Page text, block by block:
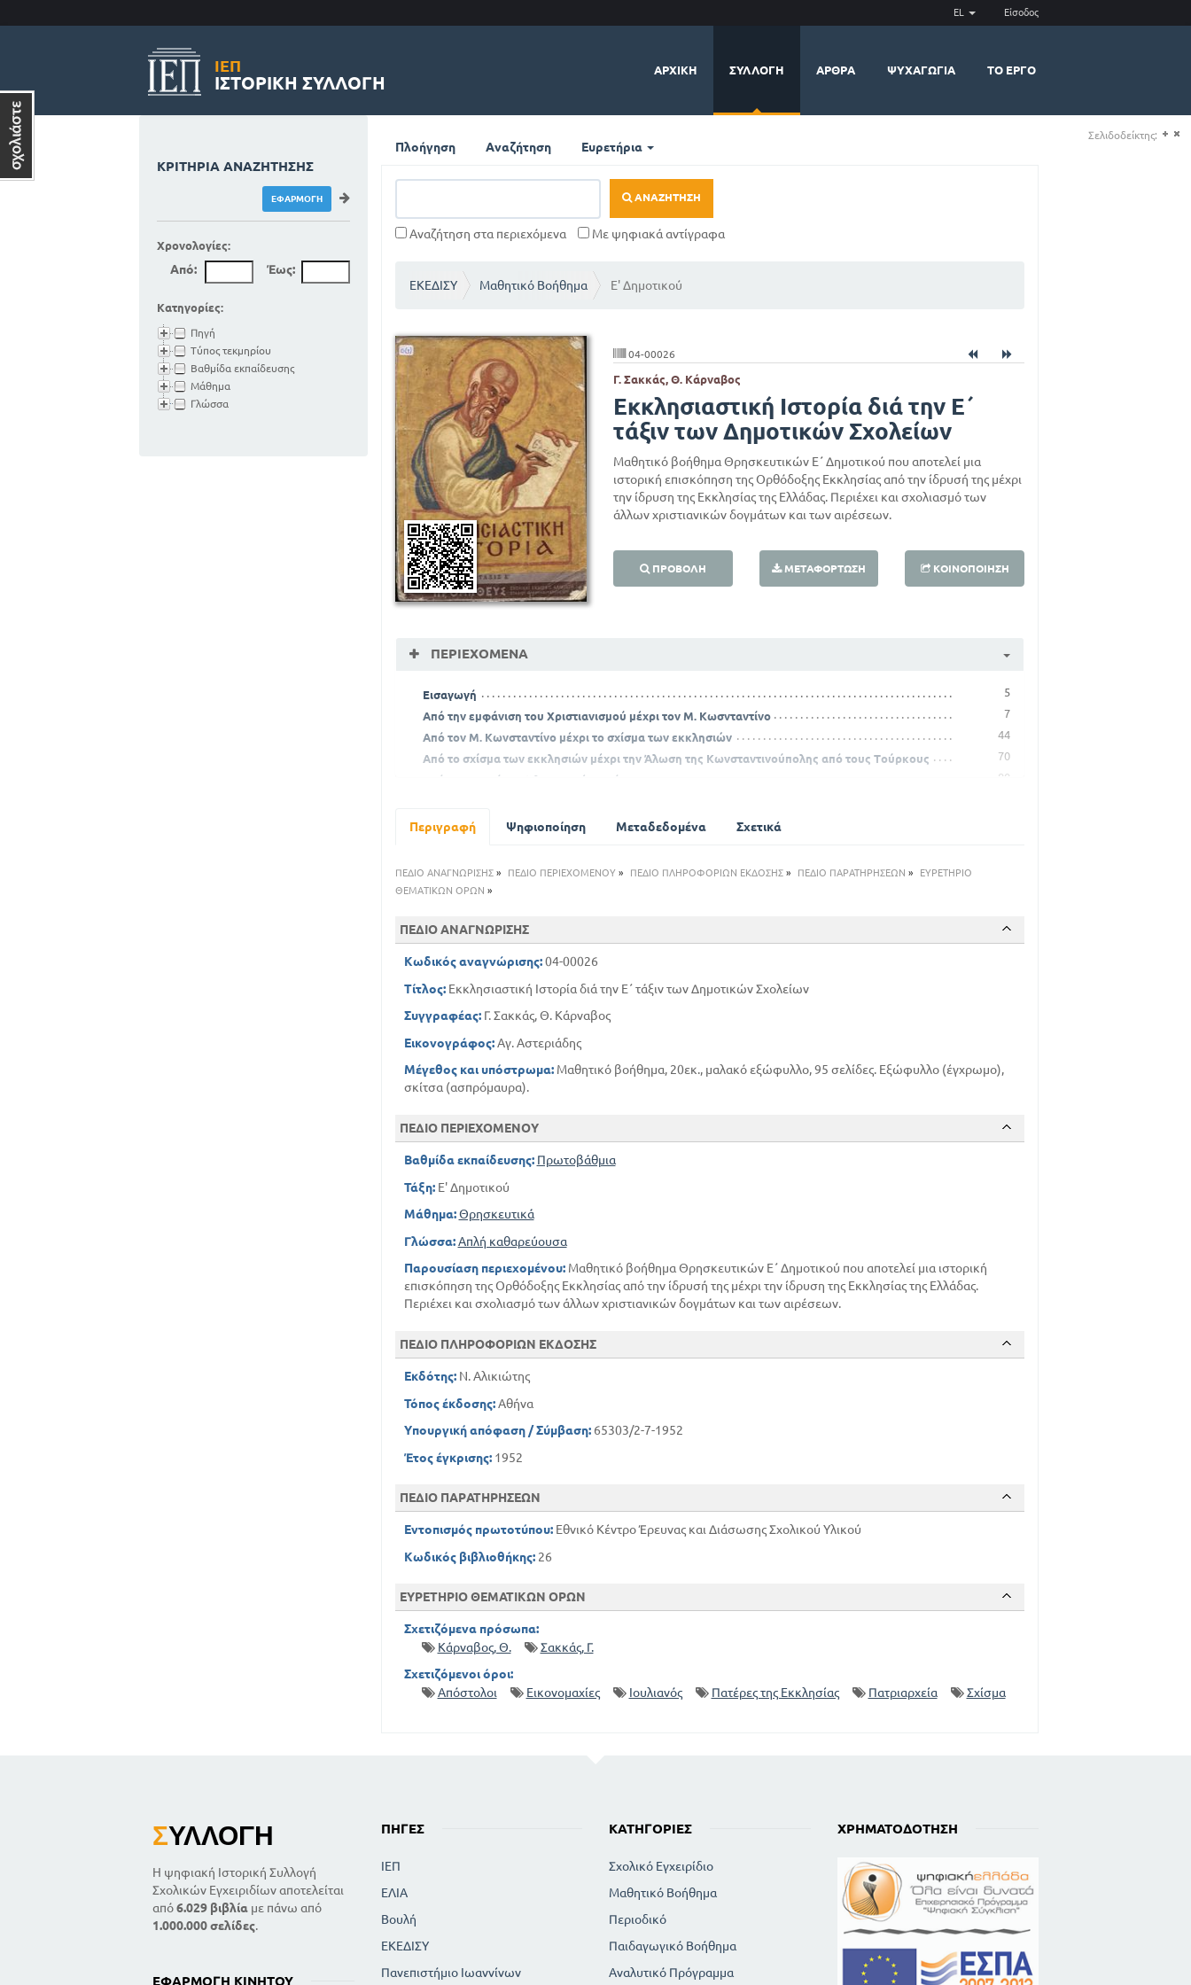
EL Είσοδος
ΙΕΠ
ΙΣΤΟΡΙΚΉ ΣΥΛΛΟΓΉ
ΑΡΧΙΚΉ ΣΥΛΛΟΓΉ ΆΡΘΡΑ ΨΥΧΑΓΩΓΊΑ ΤΟ ΈΡΓΟ
Πλοήγηση Αναζήτηση Ευρετήρια
ΑΝΑΖΉΤΗΣΗ
Αναζήτηση στα περιεχόμενα Με ψηφιακά αντίγραφα
ΕΚΕΔΙΣΥ Μαθητικό Βοήθημα Ε' Δημοτικού
04-00026
Γ. Σακκάς, Θ. Κάρναβος
Εκκλησιαστική Ιστορία διά την Ε΄
τάξιν των Δημοτικών Σχολείων
Μαθητικό βοήθημα Θρησκευτικών Ε΄ Δημοτικού που αποτελεί μια
ιστορική επισκόπηση της Ορθόδοξης Εκκλησίας από την ίδρυσή της μέχρι
την ίδρυση της Εκκλησίας της Ελλάδας. Περιέχει και σχολιασμό των
άλλων χριστιανικών δογμάτων και των αιρέσεων.
ΠΡΟΒΟΛΉ ΜΕΤΑΦΌΡΤΩΣΗ ΚΟΙΝΟΠΟΊΗΣΗ
ΠΕΡΙΕΧΌΜΕΝΑ
Εισαγωγή
5
Από την εμφάνιση του Χριστιανισμού μέχρι τον Μ. Κωσνταντίνο
7
Από τον Μ. Κωνσταντίνο μέχρι το σχίσμα των εκκλησιών
44
Από το σχίσμα των εκκλησιών μέχρι την Άλωση της Κωνσταντινούπολης από τους Τούρκους
70
Από την εποχή της Άλωσης μέχρι σήμερα
80
Περιγραφή Ψηφιοποίηση Μεταδεδομένα Σχετικά
ΠΕΔΙΟ ΑΝΑΓΝΩΡΙΣΗΣ» ΠΕΔΙΟ ΠΕΡΙΕΧΟΜΕΝΟΥ» ΠΕΔΙΟ ΠΛΗΡΟΦΟΡΙΩΝ ΕΚΔΟΣΗΣ» ΠΕΔΙΟ ΠΑΡΑΤΗΡΗΣΕΩΝ »
ΕΥΡΕΤΗΡΙΟ
ΘΕΜΑΤΙΚΩΝ ΟΡΩΝ »
ΠΕΔΙΟ ΑΝΑΓΝΩΡΙΣΗΣ
Κωδικός αναγνώρισης:04-00026
Τίτλος:Εκκλησιαστική Ιστορία διά την Ε΄ τάξιν των Δημοτικών Σχολείων
Συγγραφέας:Γ. Σακκάς, Θ. Κάρναβος
Εικονογράφος:Αγ. Αστεριάδης
Μέγεθος και υπόστρωμα:Μαθητικό βοήθημα, 20εκ., μαλακό εξώφυλλο, 95 σελίδες. Εξώφυλλο (έγχρωμο),
σκίτσα (ασπρόμαυρα).
ΠΕΔΙΟ ΠΕΡΙΕΧΟΜΕΝΟΥ
Βαθμίδα εκπαίδευσης: Πρωτοβάθμια
Τάξη:Ε' Δημοτικού
Μάθημα: Θρησκευτικά
Γλώσσα: Απλή καθαρεύουσα
Παρουσίαση περιεχομένου:Μαθητικό βοήθημα Θρησκευτικών Ε΄ Δημοτικού που αποτελεί μια ιστορική
επισκόπηση της Ορθόδοξης Εκκλησίας από την ίδρυσή της μέχρι την ίδρυση της Εκκλησίας της Ελλάδας.
Περιέχει και σχολιασμό των άλλων χριστιανικών δογμάτων και των αιρέσεων.
ΠΕΔΙΟ ΠΛΗΡΟΦΟΡΙΩΝ ΕΚΔΟΣΗΣ
Εκδότης:Ν. Αλικιώτης
Τόπος έκδοσης:Αθήνα
Υπουργική απόφαση / Σύμβαση:65303/2-7-1952
Έτος έγκρισης:1952
ΠΕΔΙΟ ΠΑΡΑΤΗΡΗΣΕΩΝ
Εντοπισμός πρωτοτύπου:Εθνικό Κέντρο Έρευνας και Διάσωσης Σχολικού Υλικού
Κωδικός βιβλιοθήκης:26
ΕΥΡΕΤΗΡΙΟ ΘΕΜΑΤΙΚΩΝ ΟΡΩΝ
Σχετιζόμενα πρόσωπα:
Κάρναβος, Θ.
Σακκάς, Γ.
Σχετιζόμενοι όροι:
Απόστολοι
Εικονομαχίες Ιουλιανός Πατέρες της Εκκλησίας Πατριαρχεία Σχίσμα
ΚΡΙΤΉΡΙΑ ΑΝΑΖΉΤΗΣΗΣ
Χρονολογίες:
Από: Έως:
Κατηγορίες:
Πηγή
Τύπος τεκμηρίου
Βαθμίδα εκπαίδευσης
Μάθημα
Γλώσσα
ΣΥΛΛΟΓΉ
Η ψηφιακή Ιστορική Συλλογή
Σχολικών Εγχειριδίων αποτελείται
από6.029 βιβλία με πάνω από
1.000.000 σελίδες.
ΕΦΑΡΜΟΓΉ ΚΙΝΗΤΟΎ
ΠΗΓΈΣ
ΙΕΠ
ΕΛΙΑ
Βουλή
ΕΚΕΔΙΣΥ
Πανεπιστήμιο Ιωαννίνων
ΚΑΤΗΓΟΡΊΕΣ
Σχολικό Εγχειρίδιο
Μαθητικό Βοήθημα
Περιοδικό
Παιδαγωγικό Βοήθημα
Αναλυτικό Πρόγραμμα
ΧΡΗΜΑΤΟΔΌΤΗΣΗ
Σελιδοδείκτης: